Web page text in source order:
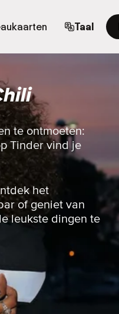
Taal
te ontmoeten:
Tinder vind je
het
of geniet van
leukste dingen te